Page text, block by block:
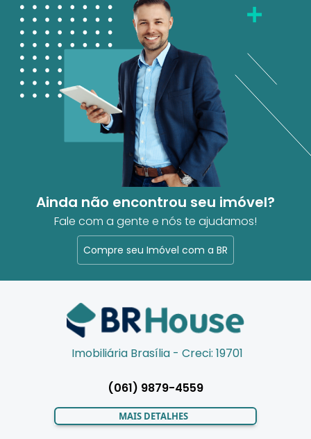
Ainda não encontrou seu imóvel?
Fale com a gente e nós te ajudamos!
Compre seu Imóvel com a BR
Imobiliária Brasília - Creci: 19701
(061) 9879-4559
MAIS DETALHES